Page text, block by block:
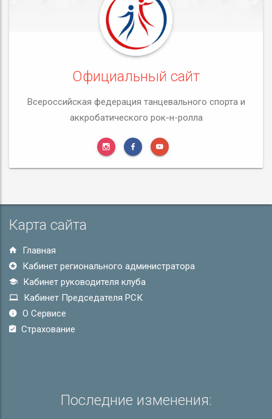
Официальный сайт
Всероссийская федерация танцевального спорта и
аккробатического рок-н-ролла
Карта сайта
Главная
Кабинет регионального администратора
Кабинет руководителя клуба
Кабинет Председателя РСК
О Сервисе
Страхование
Последние изменения: